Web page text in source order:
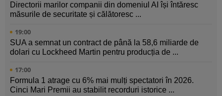
Directorii marilor companii din domeniul AI își întăresc
măsurile de securitate și călătoresc ...
19:00
SUA a semnat un contract de până la 58,6 miliarde de
dolari cu Lockheed Martin pentru producția de ...
17:00
Formula 1 atrage cu 6% mai mulți spectatori în 2026.
Cinci Mari Premii au stabilit recorduri istorice ...